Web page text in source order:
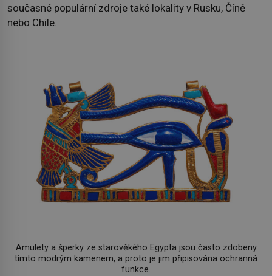
současné populární zdroje také lokality v Rusku, Číně
nebo Chile.
Amulety a šperky ze starověkého Egypta jsou často zdobeny
tímto modrým kamenem, a proto je jim připisována ochranná
funkce.